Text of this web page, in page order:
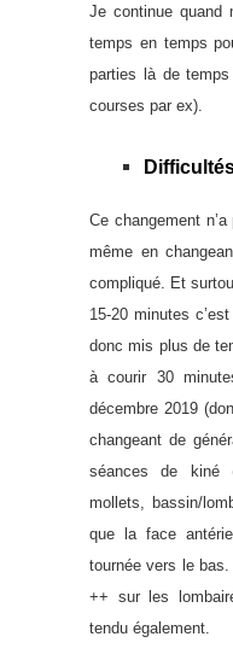
Je continue quand
temps en temps
parties là de
courses par ex).
Ce changement
même en
compliqué. Et
15-20 minutes
donc mis plus de
à courir 30
décembre 2019
changeant de
séances de kiné
mollets, bassin/
que la face
tournée vers le
++ sur les
tendu également.